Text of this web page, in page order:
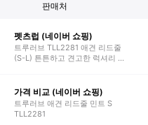
판매처
펫츠럽 (네이버 쇼핑)
트루러브 TLL2281 애견 리드줄
(S-L) 튼튼하고 견고한 럭셔리 반
가격 비교 (네이버 쇼핑)
트루러브 애견 리드줄 민트 S
TLL2281